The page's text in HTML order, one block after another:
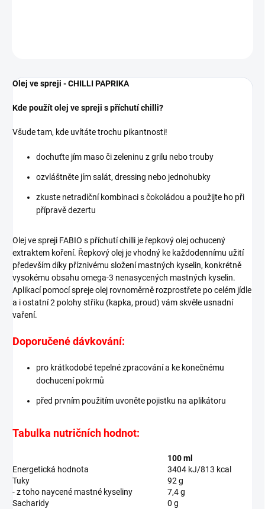
Olej ve spreji - CHILLI PAPRIKA
Kde použít olej ve spreji s příchutí chilli?
Všude tam, kde uvítáte trochu pikantnosti!
dochuťte jím maso či zeleninu z grilu nebo trouby
ozvláštněte jím salát, dressing nebo jednohubky
zkuste netradiční kombinaci s čokoládou a použijte ho při
přípravě dezertu
Olej ve spreji FABIO s příchutí chilli je řepkový olej ochucený
extraktem koření. Řepkový olej je vhodný ke každodennímu užití
především díky příznivému složení mastných kyselin, konkrétně
vysokému obsahu omega-3 nenasycených mastných kyselin.
Aplikací pomocí spreje olej rovnoměrně rozprostřete po celém jídle
a i ostatní 2 polohy střiku (kapka, proud) vám skvěle usnadní
vaření.
Doporučené dávkování:
pro krátkodobé tepelné zpracování a ke konečnému
dochucení pokrmů
před prvním použitím uvoněte pojistku na aplikátoru
Tabulka nutričních hodnot:
100 ml
Energetická hodnota
3404 kJ/813 kcal
Tuky
92 g
- z toho naycené mastné kyseliny
7,4 g
Sacharidy
0 g